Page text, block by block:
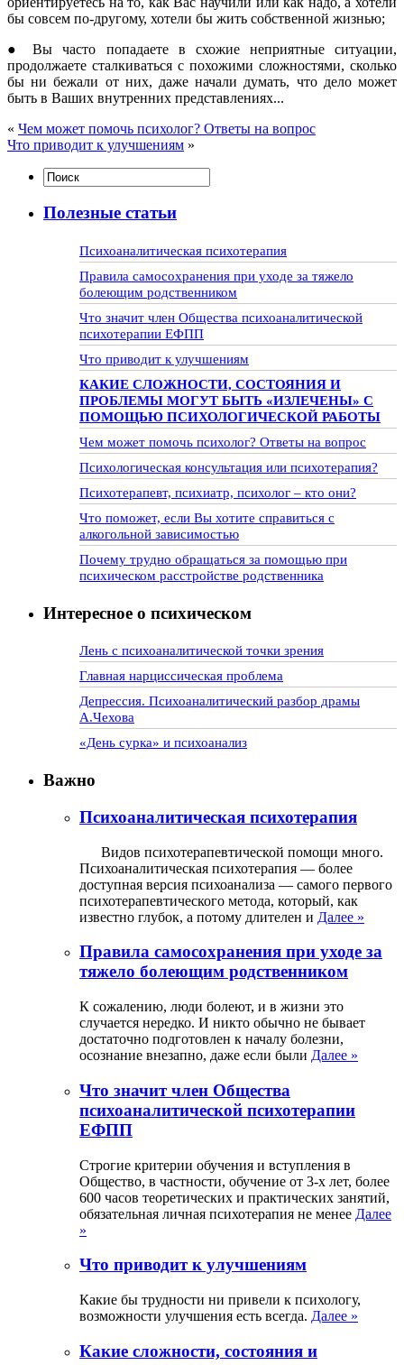
бы совсем по-другому, хотели бы жить собственной жизнью;
● Вы часто попадаете в схожие неприятные ситуации,
продолжаете сталкиваться с похожими сложностями, сколько
бы ни бежали от них, даже начали думать, что дело может
быть в Ваших внутренних представлениях...
« Чем может помочь психолог? Ответы на вопрос
Что приводит к улучшениям »
Полезные статьи
Психоаналитическая психотерапия
Правила самосохранения при уходе за тяжело
болеющим родственником
Что значит член Общества психоаналитической
психотерапии ЕФПП
Что приводит к улучшениям
КАКИЕ СЛОЖНОСТИ, СОСТОЯНИЯ И
ПРОБЛЕМЫ МОГУТ БЫТЬ «ИЗЛЕЧЕНЫ» С
ПОМОЩЬЮ ПСИХОЛОГИЧЕСКОЙ РАБОТЫ
Чем может помочь психолог? Ответы на вопрос
Психологическая консультация или психотерапия?
Психотерапевт, психиатр, психолог – кто они?
Что поможет, если Вы хотите справиться с
алкогольной зависимостью
Почему трудно обращаться за помощью при
психическом расстройстве родственника
Интересное о психическом
Лень с психоаналитической точки зрения
Главная нарциссическая проблема
Депрессия. Психоаналитический разбор драмы
А.Чехова
«День сурка» и психоанализ
Важно
Психоаналитическая психотерапия
Видов психотерапевтической помощи много.
Психоаналитическая психотерапия — более
доступная версия психоанализа — самого первого
психотерапевтического метода, который, как
известно глубок, а потому длителен и Далее »
Правила самосохранения при уходе за
тяжело болеющим родственником
К сожалению, люди болеют, и в жизни это
случается нередко. И никто обычно не бывает
достаточно подготовлен к началу болезни,
осознание внезапно, даже если были Далее »
Что значит член Общества
психоаналитической психотерапии
ЕФПП
Строгие критерии обучения и вступления в
Общество, в частности, обучение от 3-х лет, более
600 часов теоретических и практических занятий,
обязательная личная психотерапия не менее Далее
»
Что приводит к улучшениям
Какие бы трудности ни привели к психологу,
возможности улучшения есть всегда. Далее »
Какие сложности, состояния и